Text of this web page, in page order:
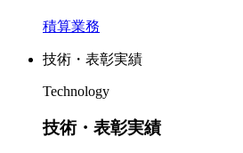
積算業務
技術・表彰実績
Technology
技術・表彰実績